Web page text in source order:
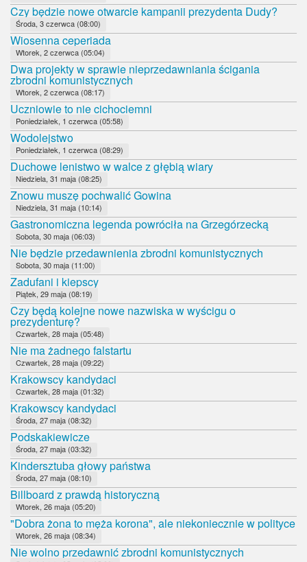
Czy będzie nowe otwarcie kampanii prezydenta Dudy?
Środa, 3 czerwca (08:00)
Wiosenna ceperiada
Wtorek, 2 czerwca (05:04)
Dwa projekty w sprawie nieprzedawniania ścigania
zbrodni komunistycznych
Wtorek, 2 czerwca (08:17)
Uczniowie to nie cichociemni
Poniedziałek, 1 czerwca (05:58)
Wodolejstwo
Poniedziałek, 1 czerwca (08:29)
Duchowe lenistwo w walce z głębią wiary
Niedziela, 31 maja (08:25)
Znowu muszę pochwalić Gowina
Niedziela, 31 maja (10:14)
Gastronomiczna legenda powróciła na Grzegórzecką
Sobota, 30 maja (06:03)
Nie będzie przedawnienia zbrodni komunistycznych
Sobota, 30 maja (11:00)
Zadufani i kiepscy
Piątek, 29 maja (08:19)
Czy będą kolejne nowe nazwiska w wyścigu o
prezydenturę?
Czwartek, 28 maja (05:48)
Nie ma żadnego falstartu
Czwartek, 28 maja (09:22)
Krakowscy kandydaci
Czwartek, 28 maja (01:32)
Krakowscy kandydaci
Środa, 27 maja (08:32)
Podskakiewicze
Środa, 27 maja (03:32)
Kindersztuba głowy państwa
Środa, 27 maja (08:10)
Billboard z prawdą historyczną
Wtorek, 26 maja (05:20)
"Dobra żona to męża korona", ale niekoniecznie w polityce
Wtorek, 26 maja (08:34)
Nie wolno przedawnić zbrodni komunistycznych